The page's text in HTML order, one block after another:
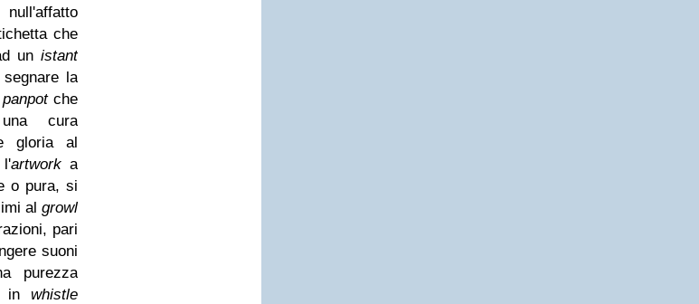
che
un istant
la
panpotche
cura
gloria al
l'artwork a
o pura, si
al growl
pari
suoni
purezza
in whistle